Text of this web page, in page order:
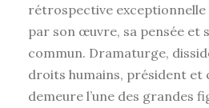
rétrospective exceptionnelle
par son œuvre, sa pensée et
commun. Dramaturge,
droits humains, président et
demeure l’une des grandes